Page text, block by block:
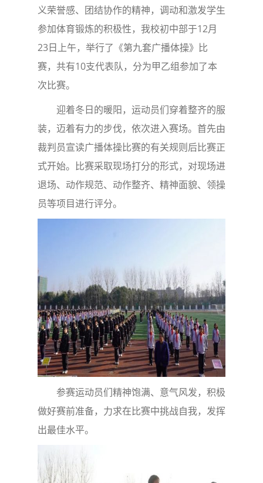
义荣誉感、团结协作的精神，调动和激发学生
参加体育锻炼的积极性，我校初中部于12月
23日上午，举行了《第九套广播体操》比
赛，共有10支代表队，分为甲乙组参加了本
次比赛。
迎着冬日的暖阳，运动员们穿着整齐的服
装，迈着有力的步伐，依次进入赛场。首先由
裁判员宣读广播体操比赛的有关规则后比赛正
式开始。比赛采取现场打分的形式，对现场进
退场、动作规范、动作整齐、精神面貌、领操
员等项目进行评分。
参赛运动员们精神饱满、意气风发，积极
做好赛前准备，力求在比赛中挑战自我，发挥
出最佳水平。